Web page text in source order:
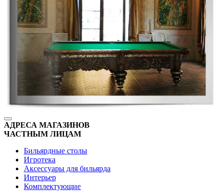
АДРЕСА МАГАЗИНОВ
ЧАСТНЫМ ЛИЦАМ
Бильярдные столы
Игротека
Аксессуары для бильярда
Интерьер
Комплектующие